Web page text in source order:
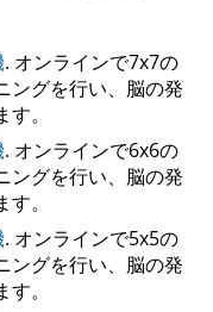
. オンラインで7x7の
ングを行い、脳の発
。
. オンラインで6x6の
ングを行い、脳の発
。
. オンラインで5x5の
ングを行い、脳の発
。